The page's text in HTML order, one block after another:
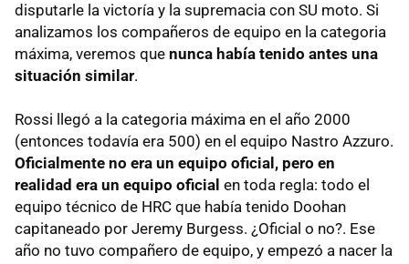
disputarle la victoría y la supremacia con SU moto. Si
analizamos los compañeros de equipo en la categoria
máxima, veremos que nunca había tenido antes una
situación similar.
Rossi llegó a la categoria máxima en el año 2000
(entonces todavía era 500) en el equipo Nastro Azzuro.
Oficialmente no era un equipo oficial, pero en
realidad era un equipo oficial en toda regla: todo el
equipo técnico de HRC que había tenido Doohan
capitaneado por Jeremy Burgess. ¿Oficial o no?. Ese
año no tuvo compañero de equipo, y empezó a nacer la